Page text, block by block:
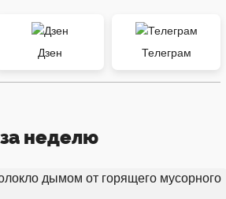
Дзен Телеграм
неделю